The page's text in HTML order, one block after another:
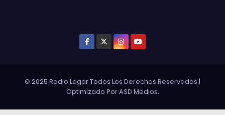
© 2025 Radio Lagar Todos Los Derechos Reservados |
Optimizado PorASD Medios.